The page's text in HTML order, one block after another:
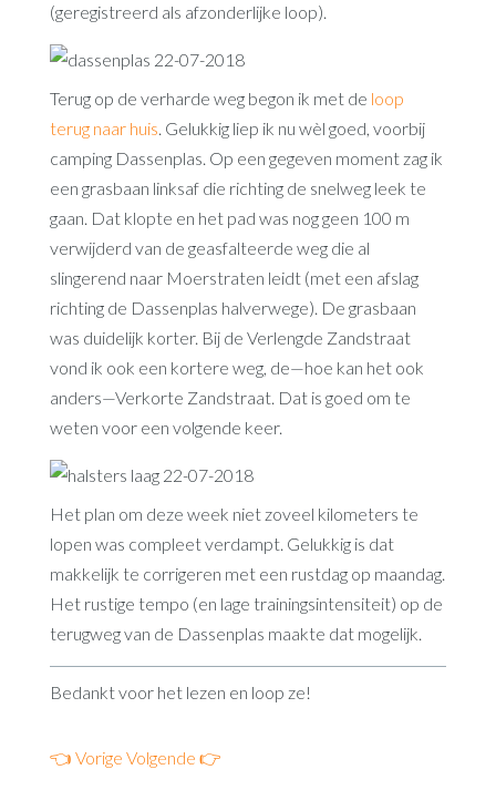
(geregistreerd als afzonderlijke loop).
Terug op de verharde weg begon ik met de loop
terug naar huis. Gelukkig liep ik nu wèl goed, voorbij
camping Dassenplas. Op een gegeven moment zag ik
een grasbaan linksaf die richting de snelweg leek te
gaan. Dat klopte en het pad was nog geen 100 m
verwijderd van de geasfalteerde weg die al
slingerend naar Moerstraten leidt (met een afslag
richting de Dassenplas halverwege). De grasbaan
was duidelijk korter. Bij de Verlengde Zandstraat
vond ik ook een kortere weg, de—hoe kan het ook
anders—Verkorte Zandstraat. Dat is goed om te
weten voor een volgende keer.
Het plan om deze week niet zoveel kilometers te
lopen was compleet verdampt. Gelukkig is dat
makkelijk te corrigeren met een rustdag op maandag.
Het rustige tempo (en lage trainingsintensiteit) op de
terugweg van de Dassenplas maakte dat mogelijk.
Bedankt voor het lezen en loop ze!
👈 Vorige Volgende 👉